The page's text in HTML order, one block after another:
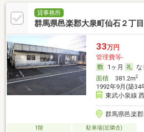
貸事務所
群馬県邑楽郡大泉町仙石２丁目
33万円
管理費等-
1ヶ月
な
面積381.2m2
1992年9月(築34
東武小泉線
群馬県邑楽
1階 駐車場(近隣含)